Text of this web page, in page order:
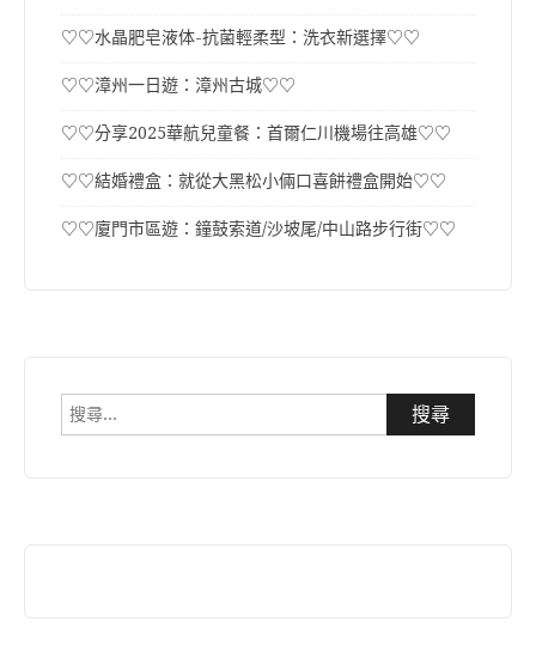
♡♡水晶肥皂液体-抗菌輕柔型：洗衣新選擇♡♡
♡♡漳州一日遊：漳州古城♡♡
♡♡分享2025華航兒童餐：首爾仁川機場往高雄♡♡
♡♡結婚禮盒：就從大黑松小倆口喜餅禮盒開始♡♡
♡♡廈門市區遊：鐘鼓索道/沙坡尾/中山路步行街♡♡
搜